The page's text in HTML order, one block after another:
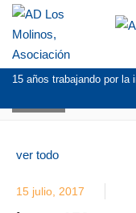
15 años trabajando por la
ver todo
15 julio, 2017